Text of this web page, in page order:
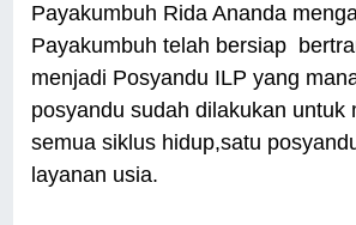
Payakumbuh Rida Ananda
Payakumbuh telah bersiap
menjadi Posyandu ILP yang
posyandu sudah dilakukan untuk
semua siklus hidup,satu
layanan usia.